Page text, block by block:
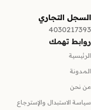
السجل التجاري
4030217393
روابط تهمك
الرئيسية
المدونة
من نحن
سياسة الاستبدال والإسترجاع